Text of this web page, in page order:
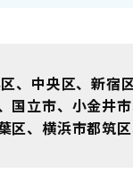
、中央区、新宿
立市、小金井
区、横浜市都筑